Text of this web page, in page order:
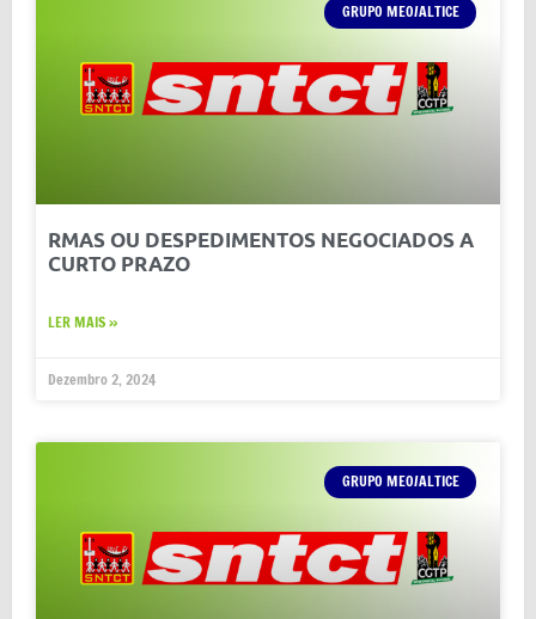
GRUPO MEO/ALTICE
RMAS OU DESPEDIMENTOS NEGOCIADOS A
CURTO PRAZO
LER MAIS »
Dezembro 2, 2024
GRUPO MEO/ALTICE